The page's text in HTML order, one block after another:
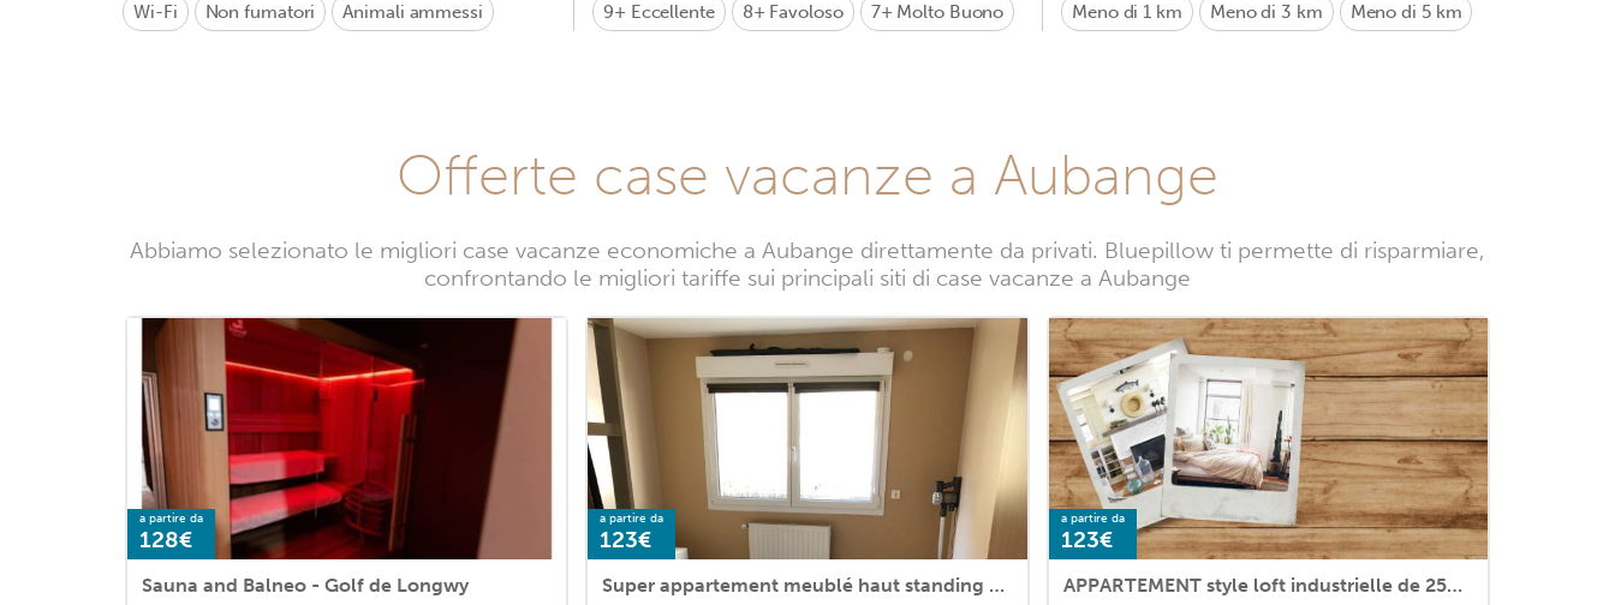
Wi-Fi Non fumatori Animali ammessi 9+ Eccellente 8+ Favoloso 7+ Molto Buono Meno di 1 km Meno di 3 km Meno di 5 km
Offerte case vacanze a Aubange
Abbiamo selezionato le migliori case vacanze economiche a Aubange direttamente da privati. Bluepillow ti permette di risparmiare,
confrontando le migliori tariffe sui principali siti di case vacanze a Aubange
a partire da
128€
Sauna and Balneo - Golf de Longwy
a partire da
123€
Super appartement meublé haut standing Elias
a partire da
123€
APPARTEMENT style loft industrielle de 250m2